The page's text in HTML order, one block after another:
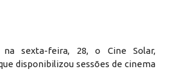
na sexta-feira, 28, o Cine Solar,
disponibilizou sessões de cinema